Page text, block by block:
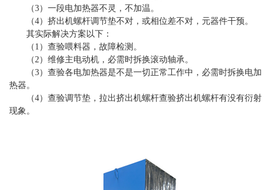
（3）一段电加热器不灵，不加温。
（4）挤出机螺杆调节垫不对，或相位差不对，元器件干预。
其实际解决方案以下：
（1）查验喂料器，故障检测。
（2）维修主电动机，必需时拆换滚动轴承。
（3）查验各电加热器是不是一切正常工作中，必需时拆换电加
热器。
（4）查验调节垫，拉出挤出机螺杆查验挤出机螺杆有没有衍射
现象。